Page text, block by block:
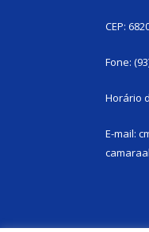
CEP:
Fone:
Horário
E-mail: